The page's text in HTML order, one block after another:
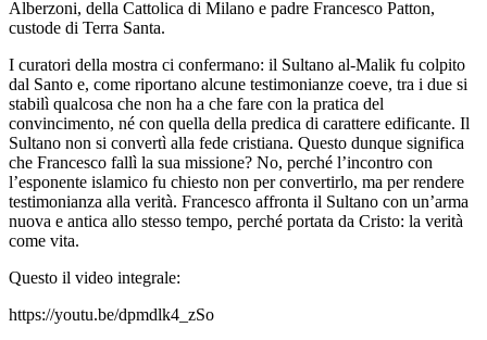
Alberzoni, della Cattolica di Milano e padre Francesco Patton,
custode di Terra Santa.
I curatori della mostra ci confermano: il Sultano al-Malik fu colpito
dal Santo e, come riportano alcune testimonianze coeve, tra i due si
stabilì qualcosa che non ha a che fare con la pratica del
convincimento, né con quella della predica di carattere edificante. Il
Sultano non si convertì alla fede cristiana. Questo dunque significa
che Francesco fallì la sua missione? No, perché l’incontro con
l’esponente islamico fu chiesto non per convertirlo, ma per rendere
testimonianza alla verità. Francesco affronta il Sultano con un’arma
nuova e antica allo stesso tempo, perché portata da Cristo: la verità
come vita.
Questo il video integrale:
https://youtu.be/dpmdlk4_zSo